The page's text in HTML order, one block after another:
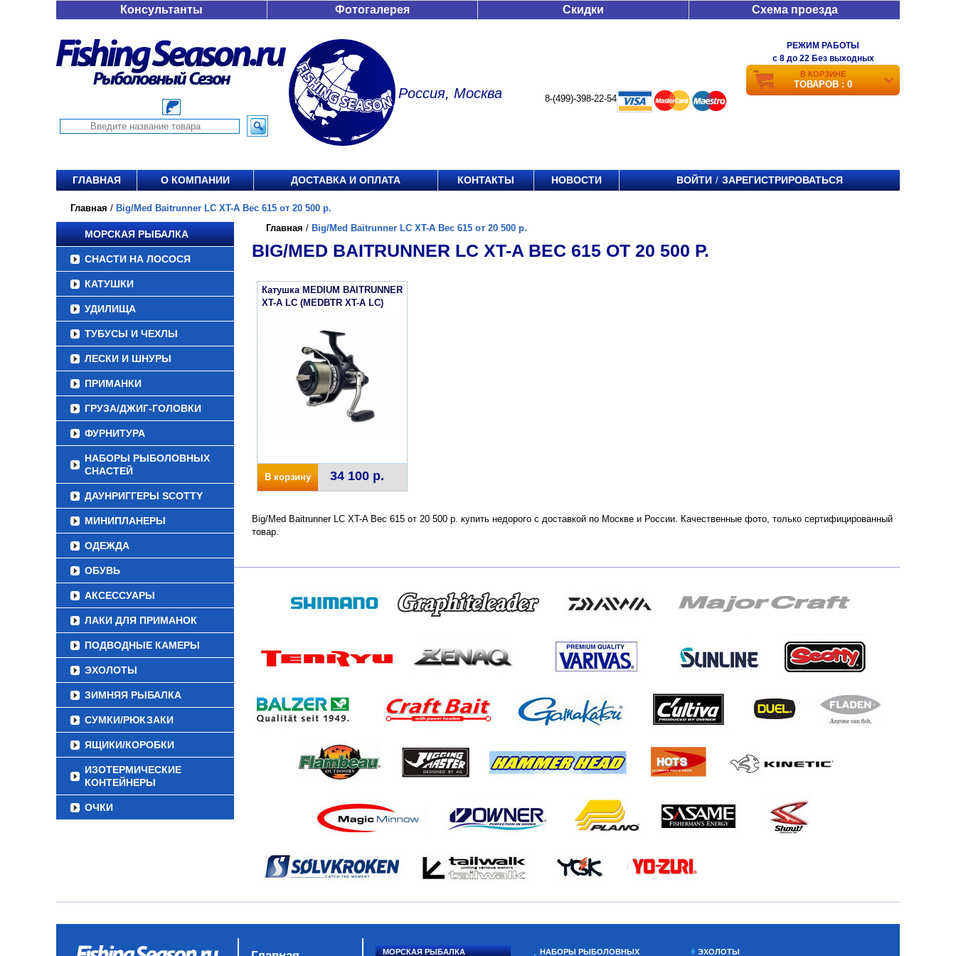
Консультанты Фотогалерея Скидки Схема проезда
Россия, Москва 8-(499)-398-22-54
РЕЖИМ РАБОТЫ
c 8 до 22 Без выходных
В КОРЗИНЕ
ТОВАРОВ : 0
ГЛАВНАЯ О КОМПАНИИ ДОСТАВКА И ОПЛАТА КОНТАКТЫ НОВОСТИ ВОЙТИ / ЗАРЕГИСТРИРОВАТЬСЯ
Главная / Big/Med Baitrunner LC XT-A Вес 615 от 20 500 р.
МОРСКАЯ РЫБАЛКА
СНАСТИ НА ЛОСОСЯ
КАТУШКИ
УДИЛИЩА
ТУБУСЫ И ЧЕХЛЫ
ЛЕСКИ И ШНУРЫ
ПРИМАНКИ
ГРУЗА/ДЖИГ-ГОЛОВКИ
ФУРНИТУРА
НАБОРЫ РЫБОЛОВНЫХ
СНАСТЕЙ
ДАУНРИГГЕРЫ SCOTTY
МИНИПЛАНЕРЫ
ОДЕЖДА
ОБУВЬ
АКСЕССУАРЫ
ЛАКИ ДЛЯ ПРИМАНОК
ПОДВОДНЫЕ КАМЕРЫ
ЭХОЛОТЫ
ЗИМНЯЯ РЫБАЛКА
СУМКИ/РЮКЗАКИ
ЯЩИКИ/КОРОБКИ
ИЗОТЕРМИЧЕСКИЕ
КОНТЕЙНЕРЫ
ОЧКИ
Главная / Big/Med Baitrunner LC XT-A Вес 615 от 20 500 р.
BIG/MED BAITRUNNER LC XT-A ВЕС 615 ОТ 20 500 Р.
Катушка MEDIUM BAITRUNNER
XT-A LC (MEDBTR XT-A LC)
В корзину 34 100 р.
Big/Med Baitrunner LC XT-A Вес 615 от 20 500 р. купить недорого с доставкой по Москве и России. Качественные фото, только сертифицированный
товар.
МОРСКАЯ РЫБАЛКА НАБОРЫ РЫБОЛОВНЫХ ЭХОЛОТЫ